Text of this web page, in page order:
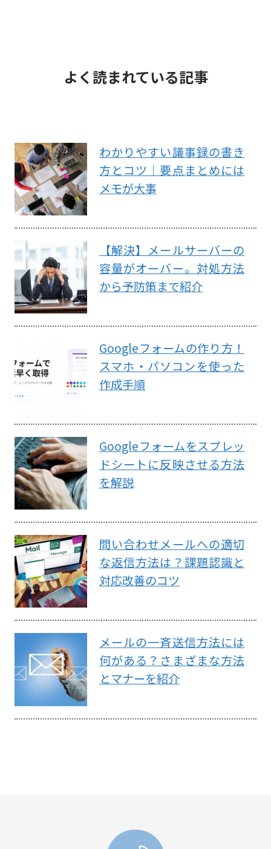
よく読まれている記事
わかりやすい議事録の書き
方とコツ｜要点まとめには
メモが大事
【解決】メールサーバーの
容量がオーバー。対処方法
から予防策まで紹介
Googleフォームの作り方！
スマホ・パソコンを使った
作成手順
Googleフォームをスプレッ
ドシートに反映させる方法
を解説
問い合わせメールへの適切
な返信方法は？課題認識と
対応改善のコツ
メールの一斉送信方法には
何がある？さまざまな方法
とマナーを紹介